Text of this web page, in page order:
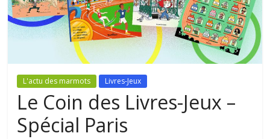
L'actu des marmots Livres-Jeux
Le Coin des Livres-Jeux –
Spécial Paris